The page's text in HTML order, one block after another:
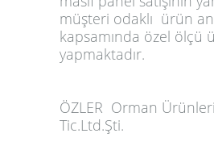
müşteri odaklı ürün
kapsamında özel ölçü
yapmaktadır.
ÖZLER Orman
Tic.Ltd.Şti.